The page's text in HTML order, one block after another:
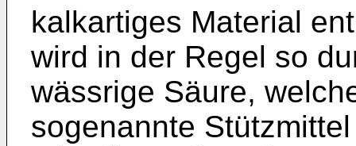
kalkartiges Material
wird in der Regel so
wässrige Säure,
sogenannte